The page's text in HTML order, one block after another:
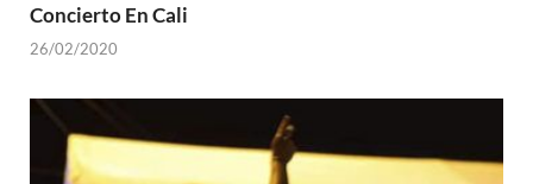
Concierto En Cali
26/02/2020